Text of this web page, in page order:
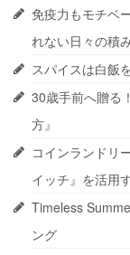
免疫力もモチベ
れない日々の積
スパイスは白飯
30歳手前へ贈る
方』
コインランドリ
イッチ』を活用
Timeless
ング